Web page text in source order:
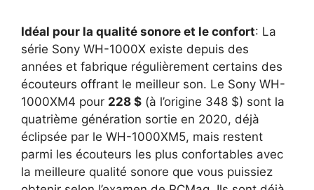
Idéal pour la qualité sonore et le confort: La
série Sony WH-1000X existe depuis des
années et fabrique régulièrement certains des
écouteurs offrant le meilleur son. Le Sony WH-
1000XM4 pour 228 $ (à l’origine 348 $) sont la
quatrième génération sortie en 2020, déjà
éclipsée par le WH-1000XM5, mais restent
parmi les écouteurs les plus confortables avec
la meilleure qualité sonore que vous puissiez